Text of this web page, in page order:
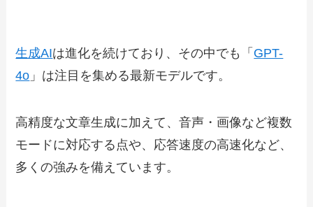
生成AIは進化を続けており、その中でも「 GPT-
4o 」は注目を集める最新モデルです。
高精度な文章生成に加えて、音声・画像など複数
モードに対応する点や、応答速度の高速化など、
多くの強みを備えています。